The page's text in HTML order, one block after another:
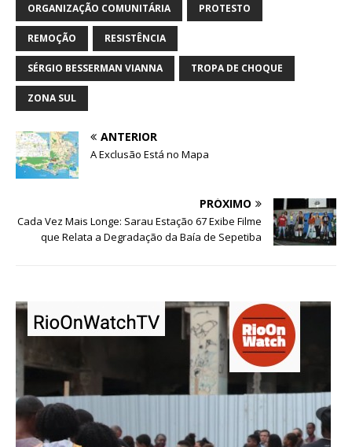
ORGANIZAÇÃO COMUNITÁRIA PROTESTO
REMOÇÃO RESISTÊNCIA
SÉRGIO BESSERMAN VIANNA TROPA DE CHOQUE
ZONA SUL
ANTERIOR
A Exclusão Está no Mapa
PRÓXIMO
Cada Vez Mais Longe: Sarau Estação 67 Exibe Filme
que Relata a Degradação da Baía de Sepetiba